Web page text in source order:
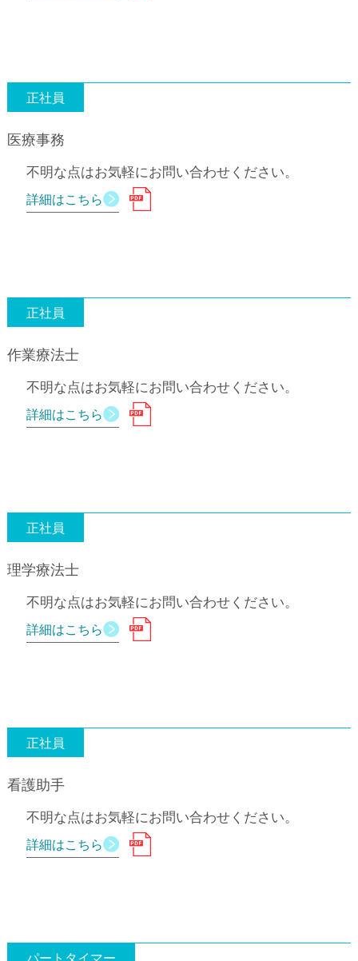
正社員
医療事務
不明な点はお気軽にお問い合わせください。
詳細はこちら
正社員
作業療法士
不明な点はお気軽にお問い合わせください。
詳細はこちら
正社員
理学療法士
不明な点はお気軽にお問い合わせください。
詳細はこちら
正社員
看護助手
不明な点はお気軽にお問い合わせください。
詳細はこちら